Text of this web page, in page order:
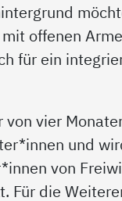
offenen
für ein
vier
und
von
Für die